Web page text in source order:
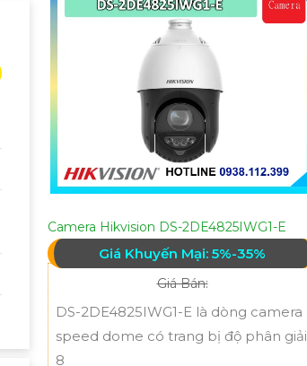
Camera Hikvision DS-2DE4825IWG1-E
Giá Khuyến Mại: 5%-35%
Giá Bán:
DS-2DE4825IWG1-E là dòng camera
speed dome có trang bị độ phân giải
8